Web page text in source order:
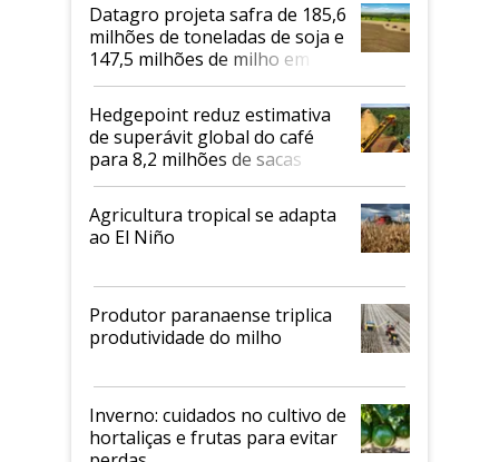
Datagro projeta safra de 185,6
milhões de toneladas de soja e
147,5 milhões de milho em
2026/27
Hedgepoint reduz estimativa
de superávit global do café
para 8,2 milhões de sacas
Agricultura tropical se adapta
ao El Niño
Produtor paranaense triplica
produtividade do milho
Inverno: cuidados no cultivo de
hortaliças e frutas para evitar